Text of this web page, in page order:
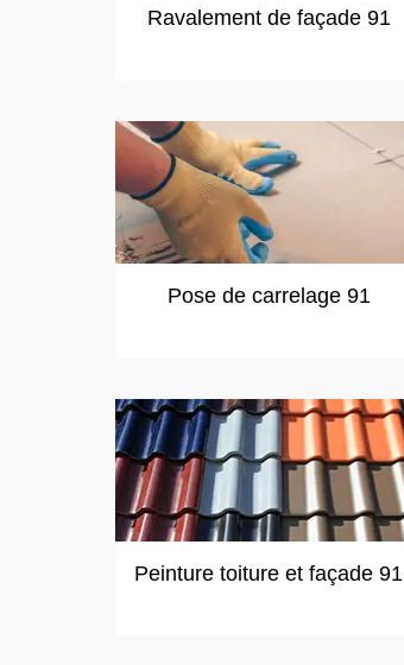
Ravalement de façade 91
Pose de carrelage 91
Peinture toiture et façade 91